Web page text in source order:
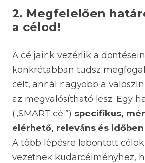
2. Megfelelően
a célod!
A céljaink vezérlik a
konkrétabban tudsz
célt, annál nagyobb a
az megvalósítható lesz. Egy
(„SMART cél”) specifikus,
elérhető, releváns és
A több lépésre lebontott
vezetnek kudarcélményhez,